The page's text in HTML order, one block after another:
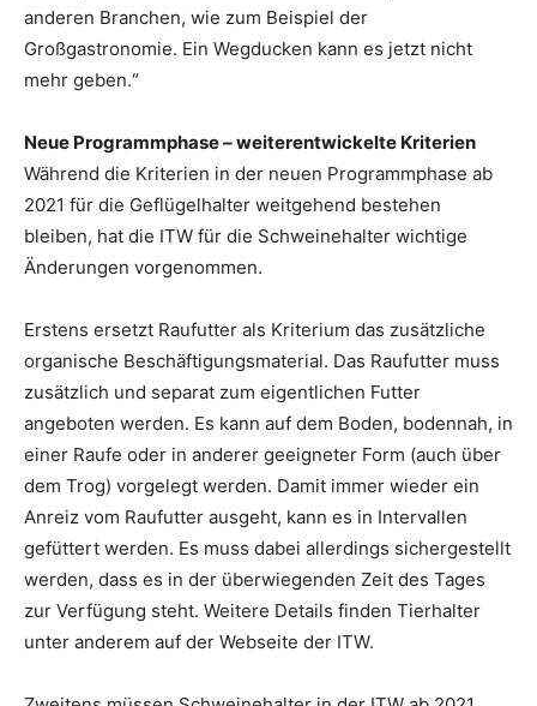
anderen Branchen, wie zum Beispiel der
Großgastronomie. Ein Wegducken kann es jetzt nicht
mehr geben.“
Neue Programmphase – weiterentwickelte Kriterien
Während die Kriterien in der neuen Programmphase ab
2021 für die Geflügelhalter weitgehend bestehen
bleiben, hat die ITW für die Schweinehalter wichtige
Änderungen vorgenommen.
Erstens ersetzt Raufutter als Kriterium das zusätzliche
organische Beschäftigungsmaterial. Das Raufutter muss
zusätzlich und separat zum eigentlichen Futter
angeboten werden. Es kann auf dem Boden, bodennah, in
einer Raufe oder in anderer geeigneter Form (auch über
dem Trog) vorgelegt werden. Damit immer wieder ein
Anreiz vom Raufutter ausgeht, kann es in Intervallen
gefüttert werden. Es muss dabei allerdings sichergestellt
werden, dass es in der überwiegenden Zeit des Tages
zur Verfügung steht. Weitere Details finden Tierhalter
unter anderem auf der Webseite der ITW.